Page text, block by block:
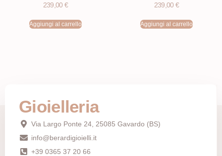
239,00 €
Aggiungi al carrello
239,00 €
Aggiungi al carrello
Gioielleria
Via Largo Ponte 24, 25085 Gavardo (BS)
info@berardigioielli.it
+39 0365 37 20 66